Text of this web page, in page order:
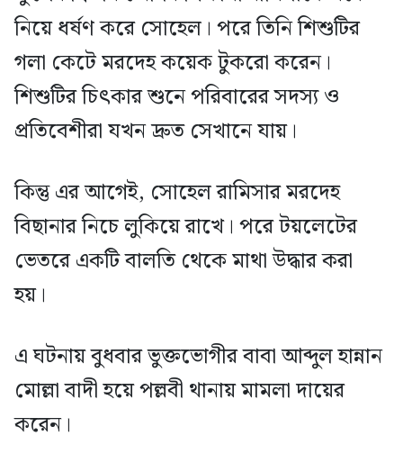
নিয়ে ধর্ষণ করে সোহেল। পরে তিনি শিশুটির
গলা কেটে মরদেহ কয়েক টুকরো করেন।
শিশুটির চিৎকার শুনে পরিবারের সদস্য ও
প্রতিবেশীরা যখন দ্রুত সেখানে যায়।
কিন্তু এর আগেই, সোহেল রামিসার মরদেহ
বিছানার নিচে লুকিয়ে রাখে। পরে টয়লেটের
ভেতরে একটি বালতি থেকে মাথা উদ্ধার করা
হয়।
এ ঘটনায় বুধবার ভুক্তভোগীর বাবা আব্দুল হান্নান
মোল্লা বাদী হয়ে পল্লবী থানায় মামলা দায়ের
করেন।